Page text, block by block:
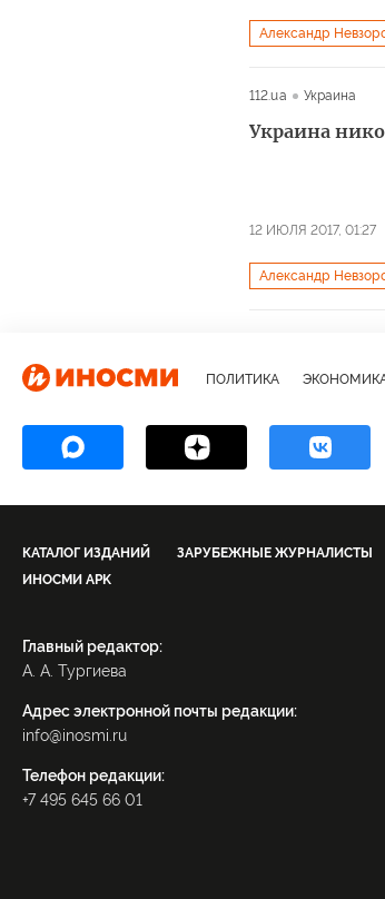
Александр
112.ua
Украина
Украина
12 ИЮЛЯ 2017, 01:27
Александр
майдан
ПОЛИТИКА
КАТАЛОГ ИЗДАНИЙ ЗАРУБЕЖНЫЕ ЖУРНАЛИСТЫ
ИНОСМИ APK
Главный редактор:
А. А. Тургиева
Адрес электронной почты редакции:
info@inosmi.ru
Телефон редакции:
+7 495 645 66 01